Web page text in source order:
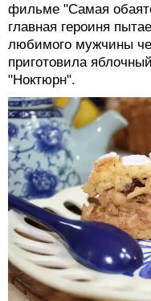
фильме "Самая
главная героиня
любимого мужчины
приготовила
"Ноктюрн".